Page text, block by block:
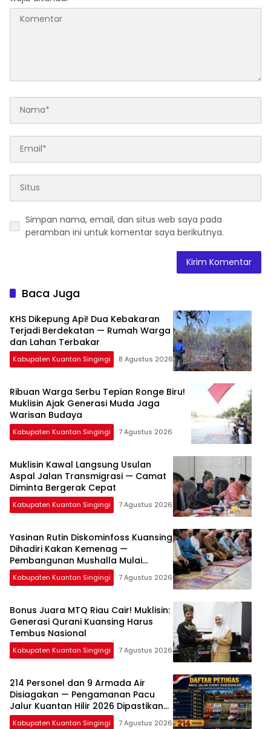
Simpan nama, email, dan situs web saya pada
peramban ini untuk komentar saya berikutnya.
Baca Juga
KHS Dikepung Api! Dua Kebakaran
Terjadi Berdekatan — Rumah Warga
dan Lahan Terbakar
Kabupaten Kuantan Singingi 8 Agustus 2026
Ribuan Warga Serbu Tepian Ronge Biru!
Muklisin Ajak Generasi Muda Jaga
Warisan Budaya
Kabupaten Kuantan Singingi 7 Agustus 2026
Muklisin Kawal Langsung Usulan
Aspal Jalan Transmigrasi — Camat
Diminta Bergerak Cepat
Kabupaten Kuantan Singingi 7 Agustus 2026
Yasinan Rutin Diskominfoss Kuansing
Dihadiri Kakan Kemenag —
Pembangunan Mushalla Mulai
Dirancang
Kabupaten Kuantan Singingi 7 Agustus 2026
Bonus Juara MTQ Riau Cair! Muklisin:
Generasi Qurani Kuansing Harus
Tembus Nasional
Kabupaten Kuantan Singingi 7 Agustus 2026
214 Personel dan 9 Armada Air
Disiagakan — Pengamanan Pacu
Jalur Kuantan Hilir 2026 Dipastikan
Maksimal
Kabupaten Kuantan Singingi 7 Agustus 2026